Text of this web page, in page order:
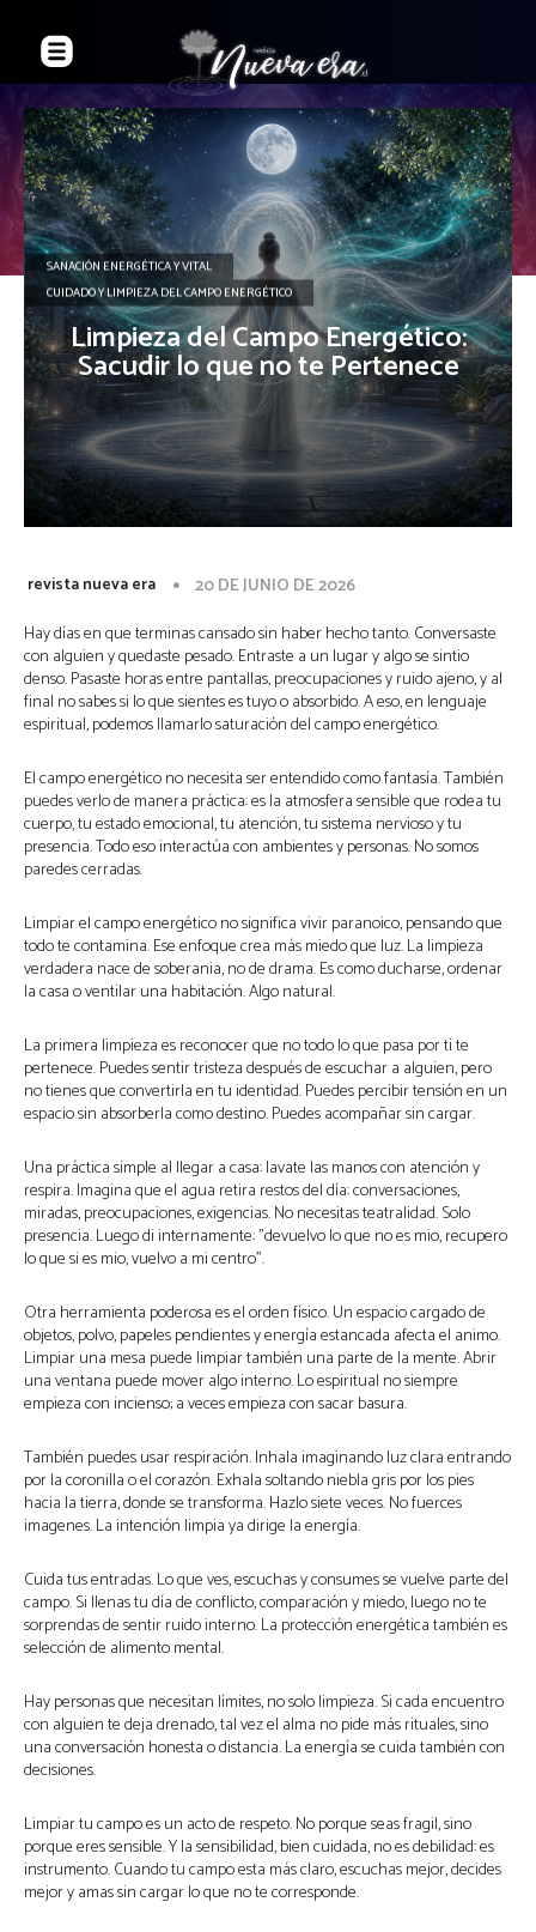
SANACIÓN ENERGÉTICA Y VITAL
CUIDADO Y LIMPIEZA DEL CAMPO ENERGÉTICO
Limpieza del Campo Energético:
Sacudir lo que no te Pertenece
revista nueva era
20 DE JUNIO DE 2026
Hay días en que terminas cansado sin haber hecho tanto. Conversaste
con alguien y quedaste pesado. Entraste a un lugar y algo se sintio
denso. Pasaste horas entre pantallas, preocupaciones y ruido ajeno, y al
final no sabes si lo que sientes es tuyo o absorbido. A eso, en lenguaje
espiritual, podemos llamarlo saturación del campo energético.
El campo energético no necesita ser entendido como fantasía. También
puedes verlo de manera práctica: es la atmosfera sensible que rodea tu
cuerpo, tu estado emocional, tu atención, tu sistema nervioso y tu
presencia. Todo eso interactúa con ambientes y personas. No somos
paredes cerradas.
Limpiar el campo energético no significa vivir paranoico, pensando que
todo te contamina. Ese enfoque crea más miedo que luz. La limpieza
verdadera nace de soberania, no de drama. Es como ducharse, ordenar
la casa o ventilar una habitación. Algo natural.
La primera limpieza es reconocer que no todo lo que pasa por ti te
pertenece. Puedes sentir tristeza después de escuchar a alguien, pero
no tienes que convertirla en tu identidad. Puedes percibir tensión en un
espacio sin absorberla como destino. Puedes acompañar sin cargar.
Una práctica simple al llegar a casa: lavate las manos con atención y
respira. Imagina que el agua retira restos del día: conversaciones,
miradas, preocupaciones, exigencias. No necesitas teatralidad. Solo
presencia. Luego di internamente: "devuelvo lo que no es mio, recupero
lo que si es mio, vuelvo a mi centro".
Otra herramienta poderosa es el orden físico. Un espacio cargado de
objetos, polvo, papeles pendientes y energía estancada afecta el animo.
Limpiar una mesa puede limpiar también una parte de la mente. Abrir
una ventana puede mover algo interno. Lo espiritual no siempre
empieza con incienso; a veces empieza con sacar basura.
También puedes usar respiración. Inhala imaginando luz clara entrando
por la coronilla o el corazón. Exhala soltando niebla gris por los pies
hacia la tierra, donde se transforma. Hazlo siete veces. No fuerces
imagenes. La intención limpia ya dirige la energía.
Cuida tus entradas. Lo que ves, escuchas y consumes se vuelve parte del
campo. Si llenas tu día de conflicto, comparación y miedo, luego no te
sorprendas de sentir ruido interno. La protección energética también es
selección de alimento mental.
Hay personas que necesitan límites, no solo limpieza. Si cada encuentro
con alguien te deja drenado, tal vez el alma no pide más rituales, sino
una conversación honesta o distancia. La energía se cuida también con
decisiones.
Limpiar tu campo es un acto de respeto. No porque seas fragil, sino
porque eres sensible. Y la sensibilidad, bien cuidada, no es debilidad: es
instrumento. Cuando tu campo esta más claro, escuchas mejor, decides
mejor y amas sin cargar lo que no te corresponde.